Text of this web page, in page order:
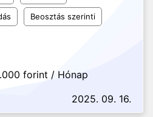
Beosztás szerinti
forint / Hónap
2025. 09. 16.